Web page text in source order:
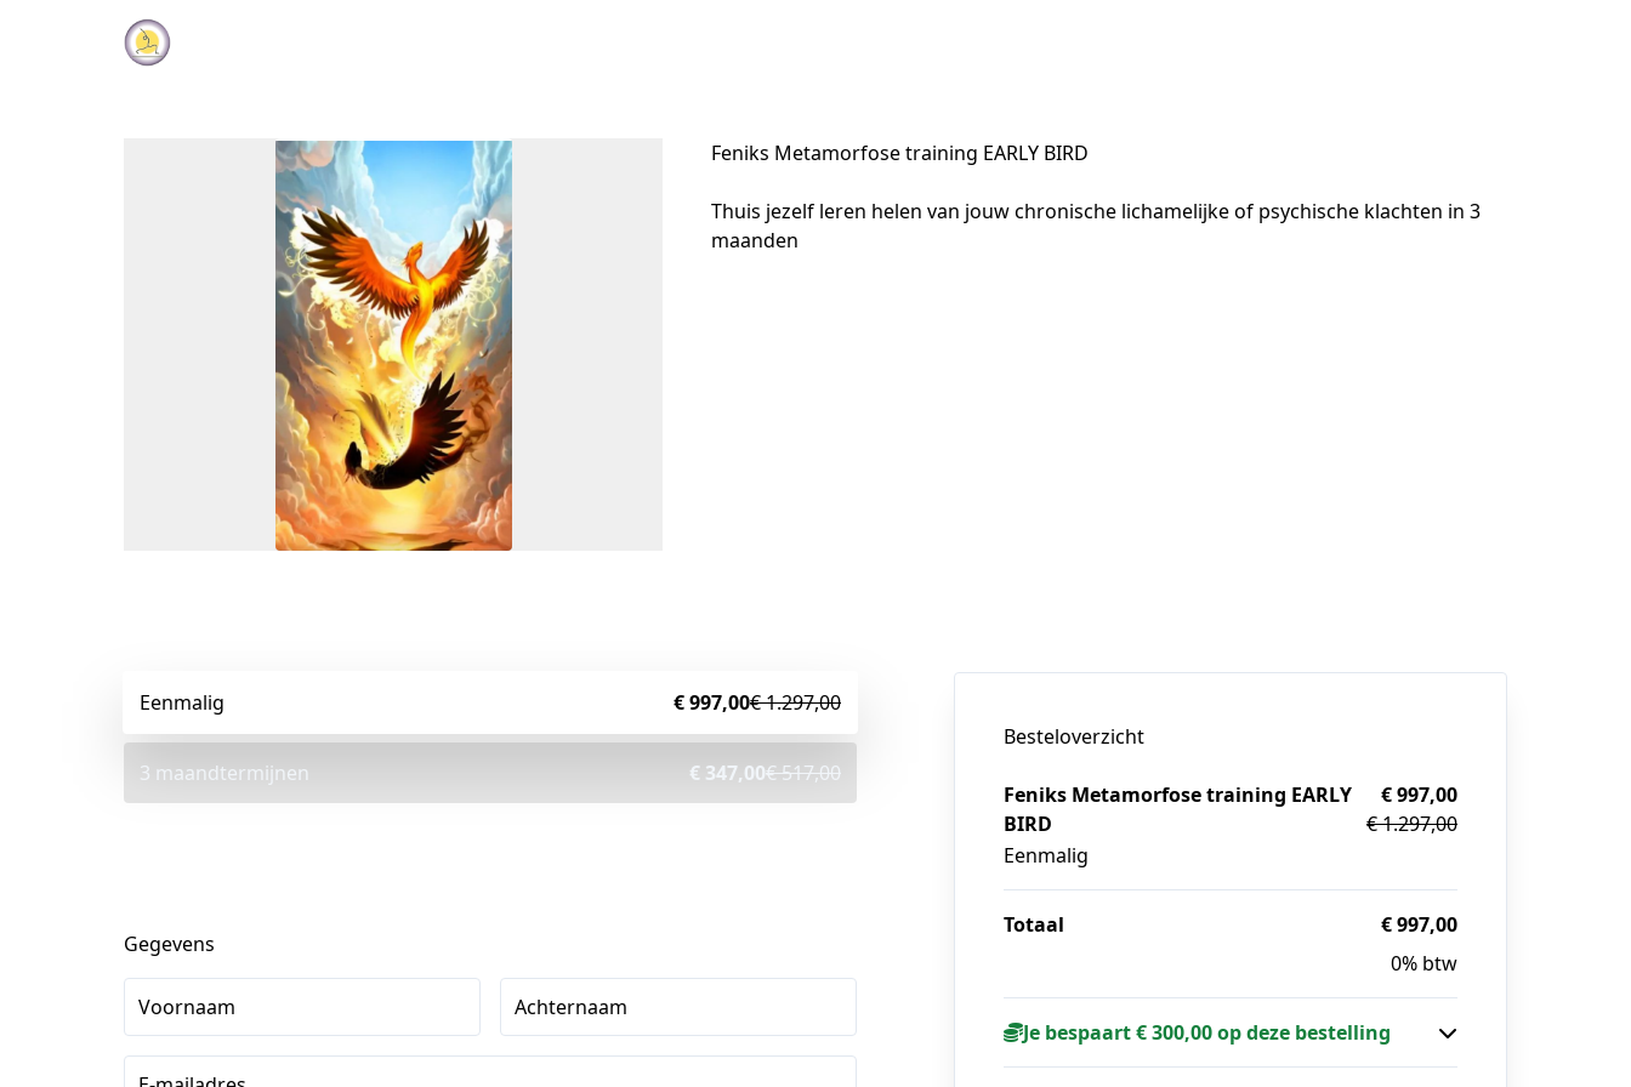
Feniks Metamorfose training EARLY BIRD
Thuis jezelf leren helen van jouw chronische lichamelijke of psychische klachten in 3
maanden
Eenmalig € 997,00€ 1.297,00
3 maandtermijnen € 347,00€ 517,00
Gegevens
Voornaam Achternaam
Besteloverzicht
Feniks Metamorfose training EARLY
BIRD
Eenmalig
€ 997,00
€ 1.297,00
Totaal
€ 997,00
0% btw
Je bespaart € 300,00 op deze bestelling